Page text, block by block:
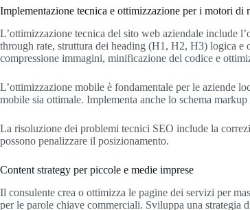
Implementazione tecnica e ottimizzazione per i motori di
L’ottimizzazione tecnica del sito web aziendale include
through rate, struttura dei heading (H1, H2, H3) logica
compressione immagini, minificazione del codice e
L’ottimizzazione mobile è fondamentale per le aziende
mobile sia ottimale. Implementa anche lo schema
La risoluzione dei problemi tecnici SEO include la
possono penalizzare il posizionamento.
Content strategy per piccole e medie imprese
Il consulente crea o ottimizza le pagine dei servizi per
per le parole chiave commerciali. Sviluppa una strategia